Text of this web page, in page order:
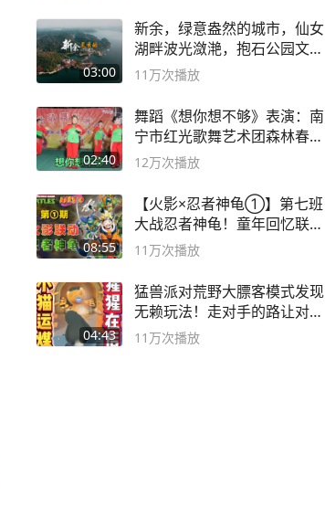
03:00
新余，绿意盎然的城市，仙女
湖畔波光潋滟，抱石公园文化
深邃……
11万次播放
02:40
舞蹈《想你想不够》表演：南
宁市红光歌舞艺术团森林春红
舞蹈队。
12万次播放
08:55
【火影×忍者神龟①】第七班
大战忍者神龟！童年回忆联动
论武？
11万次播放
04:43
猛兽派对荒野大膘客模式发现
无赖玩法！走对手的路让对手
无路可走
11万次播放